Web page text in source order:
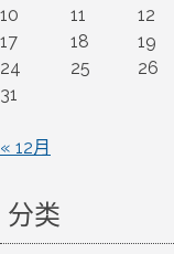
10
11 12
17
18 19
24
25 26
31
« 12月
分类